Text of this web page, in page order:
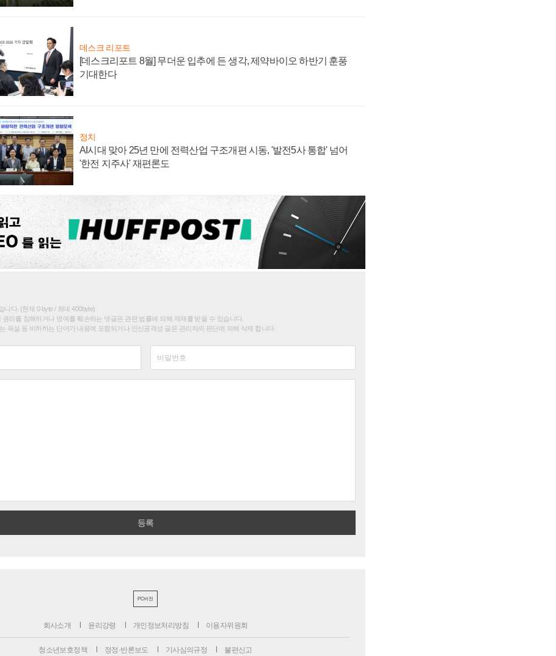
데스크 리포트
[데스크리포트 8월] 무더운 입추에 든 생각, 제약바이오 하반기 훈풍
기대한다
정치
AI시대 맞아 25년 만에 전력산업 구조개편 시동, '발전5사 통합' 넘어
'한전 지주사' 재편론도
니다. (현재 0 byte / 최대 400byte)
권리를 침해하거나 명예를 훼손하는 댓글은 관련 법률에 의해 제재를 받을 수 있습니다.
욕설 등 비하하는 단어가 내용에 포함되거나 인신공격성 글은 관리자의 판단에 의해 삭제 합니다.
PC버전
회사소개 윤리강령 개인정보처리방침 이용자위원회
청소년보호정책 정정·반론보도 기사심의규정 불편신고